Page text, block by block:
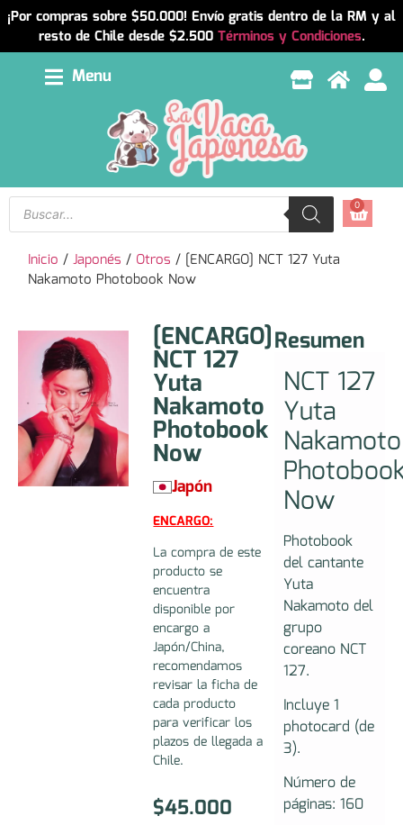
¡Por compras sobre $50.000! Envío gratis dentro de la RM y al
resto de Chile desde $2.500 Términos y Condiciones.
Menu
0
Inicio /Japonés / Otros / [ENCARGO] NCT 127 Yuta
Nakamoto Photobook Now
[ENCARGO]
NCT 127
Yuta
Nakamoto
Photobook
Now
Japón
ENCARGO:
La compra de este
producto se
encuentra
disponible por
encargo a
Japón/China,
recomendamos
revisar la ficha de
cada producto
para verificar los
plazos de llegada a
Chile.
$45.000
Resumen
NCT 127
Yuta
Nakamoto
Now
Photobook
del cantante
Yuta
Nakamoto del
grupo
coreano NCT
127.
Incluye 1
photocard (de
3).
Número de
páginas: 160